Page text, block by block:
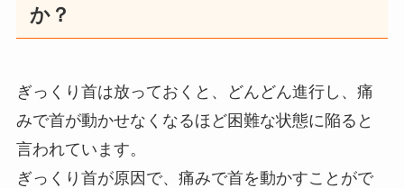
か？
ぎっくり首は放っておくと、どんどん進行し、痛
みで首が動かせなくなるほど困難な状態に陥ると
言われています。
ぎっくり首が原因で、痛みで首を動かすことがで